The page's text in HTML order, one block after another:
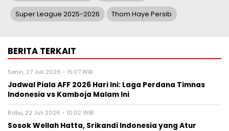
Super League 2025-2026 Thom Haye Persib
BERITA TERKAIT
Senin, 27 Juli 2026 - 15:07 WIB
Jadwal Piala AFF 2026 Hari Ini: Laga Perdana Timnas
Indonesia vs Kamboja Malam Ini
Rabu, 22 Juli 2026 - 10:02 WIB
Sosok Wellah Hatta, Srikandi Indonesia yang Atur